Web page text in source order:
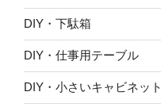
DIY・下駄箱
DIY・仕事用テーブル
DIY・小さいキャビネット